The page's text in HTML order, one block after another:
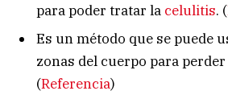
para poder tratar la celulitis. (
Es un método que se puede
zonas del cuerpo para perder
(Referencia)